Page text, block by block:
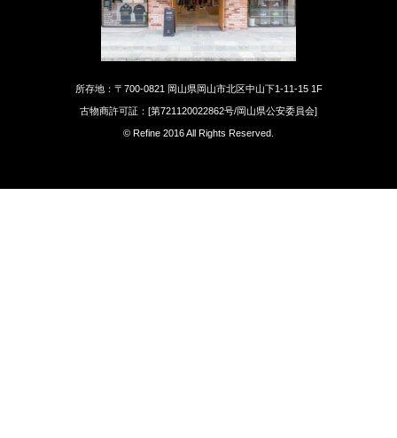
所存地：〒700-0821 岡山県岡山市北区中山下1-11-15 1F
古物商許可証：[第721120022862号/岡山県公安委員会]
© Refine 2016 All Rights Reserved.